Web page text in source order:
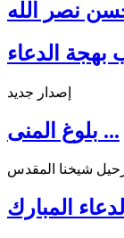
نصر الله
بهجة الدعاء
إصدار جديد
بلوغ المنى ...
شيخنا المقدس
المبارك